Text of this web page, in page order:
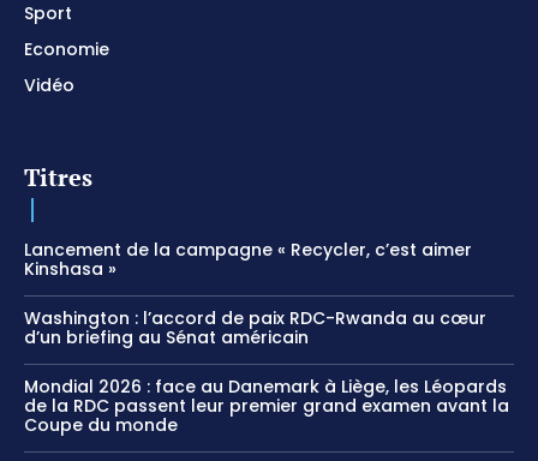
Sport
Economie
Vidéo
Titres
Lancement de la campagne « Recycler, c’est aimer
Kinshasa »
Washington : l’accord de paix RDC-Rwanda au cœur
d’un briefing au Sénat américain
Mondial 2026 : face au Danemark à Liège, les Léopards
de la RDC passent leur premier grand examen avant la
Coupe du monde